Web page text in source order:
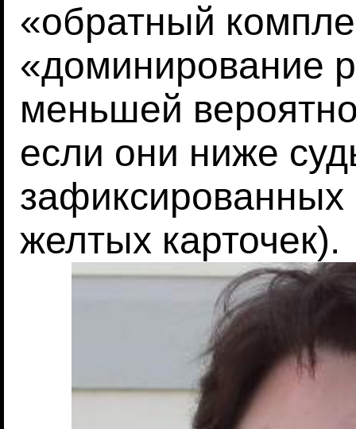
«обратный
«доминирование
меньшей
если они ниже
желтых карточек).